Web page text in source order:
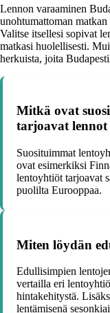
Lennon varaaminen
unohtumattoman
Valitse itsellesi sopivat
matkasi huolellisesti.
herkuista, joita
Mitkä ovat
tarjoavat lennot
Suosituimmat
ovat esimerkiksi
lentoyhtiöt tarjoavat
puolilta Eurooppaa.
Miten löydän
Edullisimpien
vertailla eri
hintakehitystä.
lentämisenä